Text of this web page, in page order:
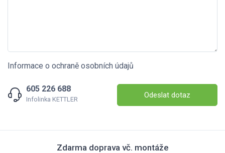
Informace o ochraně osobních údajů
605 226 688
Infolinka KETTLER Odeslat dotaz
Zdarma doprava vč. montáže